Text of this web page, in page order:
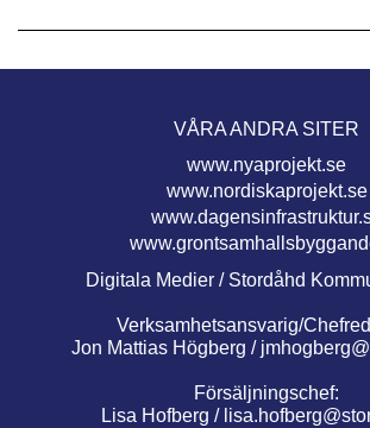
VÅRA ANDRA SITER
www.nyaprojekt.se
www.nordiskaprojekt.se
Digitala Medier / Stordåhd
Verksamhetsansvarig/
Jon Mattias Högberg /
Försäljningschef:
Lisa Hofberg /